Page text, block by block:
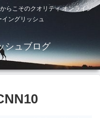
らこそのクオリティ オンライン
ングリッシュ
シュブログ